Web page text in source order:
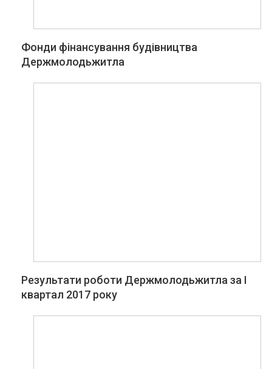
Фонди фінансування будівництва
Держмолодьжитла
Результати роботи Держмолодьжитла за І
квартал 2017 року